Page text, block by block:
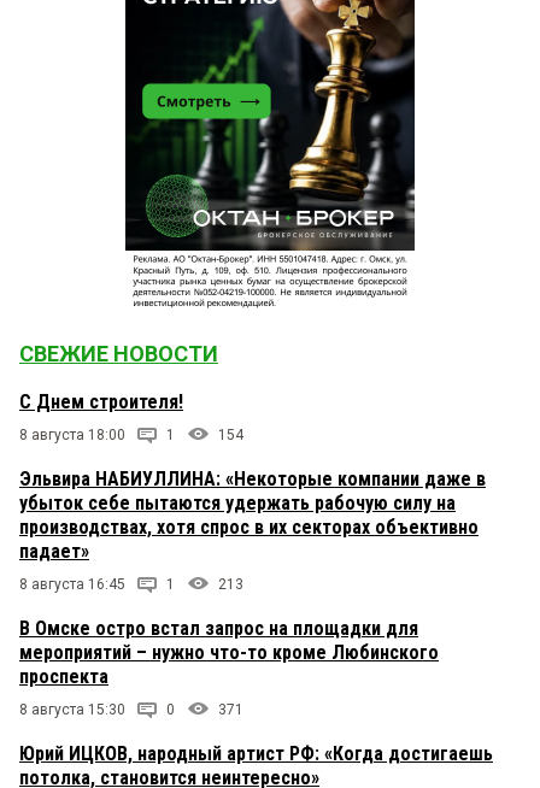
СВЕЖИЕ НОВОСТИ
С Днем строителя!
8 августа 18:00 1 154
Эльвира НАБИУЛЛИНА: «Некоторые компании даже в
убыток себе пытаются удержать рабочую силу на
производствах, хотя спрос в их секторах объективно
падает»
8 августа 16:45 1 213
В Омске остро встал запрос на площадки для
мероприятий – нужно что-то кроме Любинского
проспекта
8 августа 15:30 0 371
Юрий ИЦКОВ, народный артист РФ: «Когда достигаешь
потолка, становится неинтересно»